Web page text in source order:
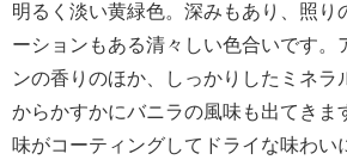
明るく淡い黄緑色。深みもあり、照り
ーションもある清々しい色合いです。
ンの香りのほか、しっかりしたミネラ
からかすかにバニラの風味も出てきま
味がコーティングしてドライな味わい